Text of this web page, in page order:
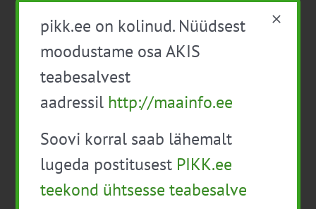
10:30-16:00
Maisi põllupäev Põlva Agro põldudel
20
- 17:00
Praktiline infopäev: Milleks üldse
mullatervis? Kestlikud võtted aianduses
pikk.ee on kolinud. Nüüdsest
moodustame osa AKIS
teabesalvest
aadressil http://maainfo.ee
Soovi korral saab lähemalt
lugeda postitusest PIKK.ee
teekond ühtsesse teabesalve